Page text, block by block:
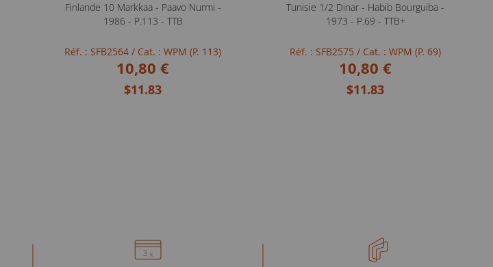
Finlande 10 Markkaa - Paavo Nurmi -
1986 - P.113 - TTB
Réf. : SFB2564 / Cat. : WPM (P. 113)
10,80 €
$11.83
Tunisie 1/2 Dinar - Habib Bourguiba -
1973 - P.69 - TTB+
Réf. : SFB2575 / Cat. : WPM (P. 69)
10,80 €
$11.83